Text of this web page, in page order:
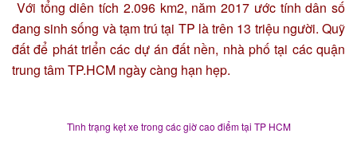
Với tổng diên tích 2.096 km2, năm 2017 ước tính dân số
đang sinh sống và tạm trú tại TP là trên 13 triệu người. Quỹ
đất để phát triển các dự án đất nền, nhà phố tại các quận
trung tâm TP.HCM ngày càng hạn hẹp.
Tình trạng kẹt xe trong các giờ cao điểm tại TP HCM